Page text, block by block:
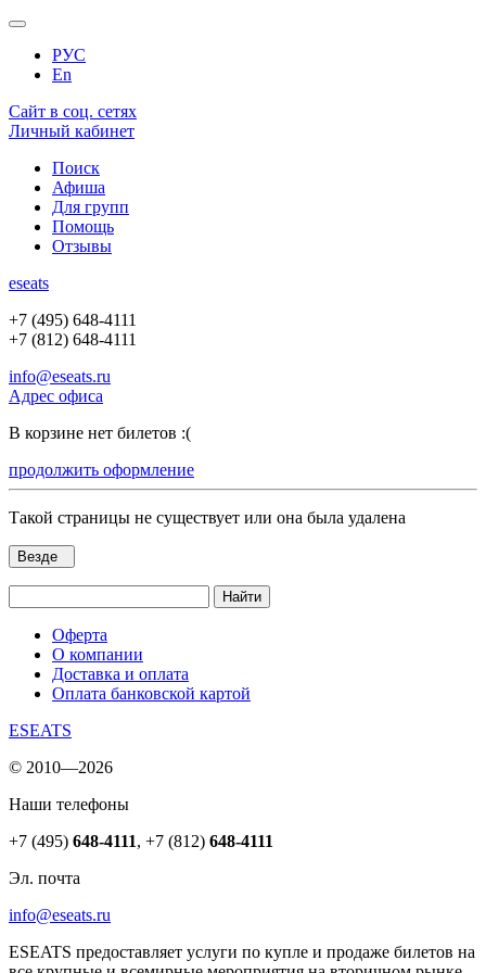
РУС
En
Сайт в соц. сетях
Личный кабинет
Поиск
Афиша
Для групп
Помощь
Отзывы
eseats
+7 (495) 648-4111
+7 (812) 648-4111
info@eseats.ru
Адрес офиса
В корзине нет билетов :(
продолжить оформление
Такой страницы не существует или она была удалена
Везде
Найти
Оферта
О компании
Доставка и оплата
Оплата банковской картой
ESEATS
© 2010—2026
Наши телефоны
+7 (495) 648-4111, +7 (812) 648-4111
Эл. почта
info@eseats.ru
ESEATS предоставляет услуги по купле и продаже билетов на